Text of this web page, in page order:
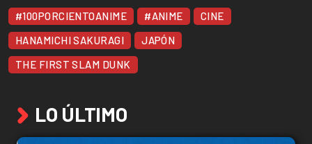
#100PORCIENTOANIME #ANIME
CINE
HANAMICHI SAKURAGI
JAPÓN
THE FIRST SLAM DUNK
LO ÚLTIMO